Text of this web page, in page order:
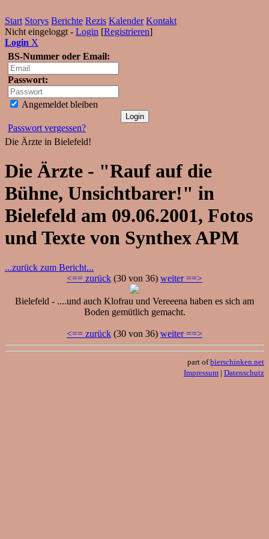
Start Storys Berichte Rezis Kalender Kontakt
Nicht eingeloggt - Login [Registrieren]
Login X
BS-Nummer oder Email:
Passwort:
Angemeldet bleiben
Passwort vergessen?
Die Ärzte in Bielefeld!
Die Ärzte - "Rauf auf die
Bühne, Unsichtbarer!" in
Bielefeld am 09.06.2001, Fotos
und Texte von Synthex APM
...zurück zum Bericht...
<== zurück (30 von 36) weiter ==>
Bielefeld - ....und auch Klofrau und Vereeena haben es sich am
Boden gemütlich gemacht.
<== zurück (30 von 36) weiter ==>
part ofbierschinken.net
Impressum | Datenschutz